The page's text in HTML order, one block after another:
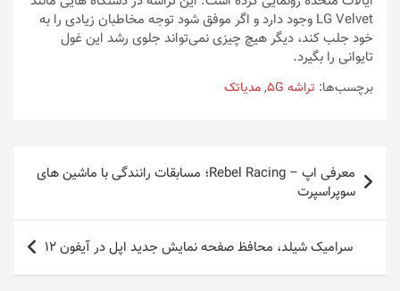
LG Velvet وجود دارد و اگر موفق شود توجه مخاطبان زیادی را به
خود جلب کند، دیگر هیچ چیزی نمی‌تواند جلوی رشد این غول
تایوانی را بگیرد.
برچسب‌ها: تراشه 5G ,مدیاتک
راهبری
نوشته
معرفی اپ – Rebel Racing؛ مسابقات رانندگی با ماشین های
سوپراسپرت
سرامیک شیلد،‌ محافظ صفحه نمایش جدید اپل در آیفون ۱۲